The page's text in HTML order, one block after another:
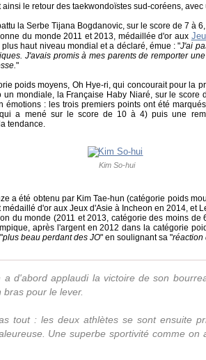
le retour des taekwondoïstes sud-coréens,
la Serbe Tijana Bogdanovic, sur le score de 7 à
du monde 2011 et 2013, médaillée d'or aux
haut niveau mondial et a déclaré, émue : "J'ai
J'avais promis à mes parents de remporter
"
poids moyens, Oh Hye-ri, qui concourait pour la
un mondiale, la Française Haby Niaré, sur le score
émotions : les trois premiers points ont été
a mené sur le score de 10 à 4) puis une
tendance.
Kim So-hui
a été obtenu par Kim Tae-hun (catégorie poids
d'or aux Jeux d'Asie à Incheon en 2014, et
du monde (2011 et 2013, catégorie des moins de
après l'argent en 2012 dans la catégorie
plus beau perdant des JO" en soulignant sa "réaction
a d'abord applaudi la victoire de son
pour le lever.
tout : les deux athlètes se sont ensuite
Une superbe sportivité comme on